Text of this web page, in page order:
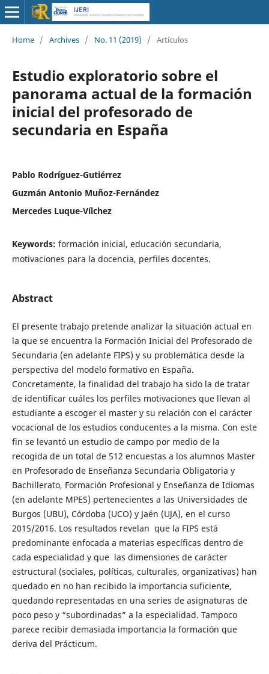
Home / Archives / No. 11 (2019) / Artículos
Estudio exploratorio sobre el
panorama actual de la formación
inicial del profesorado de
secundaria en España
Pablo Rodríguez-Gutiérrez
Guzmán Antonio Muñoz-Fernández
Mercedes Luque-Vílchez
Keywords: formación inicial, educación secundaria,
motivaciones para la docencia, perfiles docentes.
Abstract
El presente trabajo pretende analizar la situación actual en
la que se encuentra la Formación Inicial del Profesorado de
Secundaria (en adelante FIPS) y su problemática desde la
perspectiva del modelo formativo en España.
Concretamente, la finalidad del trabajo ha sido la de tratar
de identificar cuáles los perfiles motivaciones que llevan al
estudiante a escoger el master y su relación con el carácter
vocacional de los estudios conducentes a la misma. Con este
fin se levantó un estudio de campo por medio de la
recogida de un total de 512 encuestas a los alumnos Master
en Profesorado de Enseñanza Secundaria Obligatoria y
Bachillerato, Formación Profesional y Enseñanza de Idiomas
(en adelante MPES) pertenecientes a las Universidades de
Burgos (UBU), Córdoba (UCO) y Jaén (UJA), en el curso
2015/2016. Los resultados revelan que la FIPS está
predominante enfocada a materias específicas dentro de
cada especialidad y que las dimensiones de carácter
estructural (sociales, políticas, culturales, organizativas) han
quedado en no han recibido la importancia suficiente,
quedando representadas en una series de asignaturas de
poco peso y “subordinadas” a la especialidad. Tampoco
parece recibir demasiada importancia la formación que
deriva del Prácticum.